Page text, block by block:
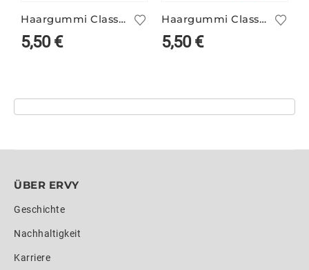
Haargummi Classic party pink
5,50€
Haargummi Classic bubblegum
5,50€
ÜBER ERVY
Geschichte
Nachhaltigkeit
Karriere